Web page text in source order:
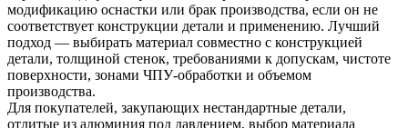
модификацию оснастки или брак производства, если он не
соответствует конструкции детали и применению. Лучший
подход — выбирать материал совместно с конструкцией
детали, толщиной стенок, требованиями к допускам, чистоте
поверхности, зонами ЧПУ-обработки и объемом
производства.
Для покупателей, закупающих нестандартные детали,
отлитые из алюминия под давлением, выбор материала